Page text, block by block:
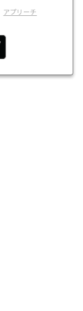
アプリーチ